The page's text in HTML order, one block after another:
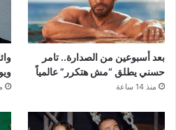
بعد أسبوعين من الصدارة.. تامر
حسني يطلق “مش هتكرر” عالمياً
منذ 14 ساعة